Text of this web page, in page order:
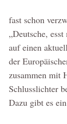
fast schon
„Deutsche,
auf einen
der
zusammen mit
Schlusslichter
Dazu gibt es